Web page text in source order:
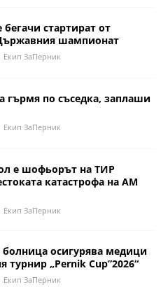
стартират от
шампионат
Eкип ЗаПерник
гърмя по съседка, заплаши
Eкип ЗаПерник
е шофьорът на ТИР
катастрофа на АМ
Eкип ЗаПерник
осигурява медици
турнир „Pernik Cup”2026“
Eкип ЗаПерник